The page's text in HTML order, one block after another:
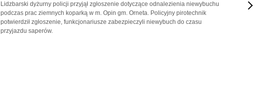
Lidzbarski dyżurny policji przyjął zgłoszenie dotyczące odnalezienia niewybuchu
podczas prac ziemnych koparką w m. Opin gm. Orneta. Policyjny pirotechnik
potwierdził zgłoszenie, funkcjonariusze zabezpieczyli niewybuch do czasu
przyjazdu saperów.